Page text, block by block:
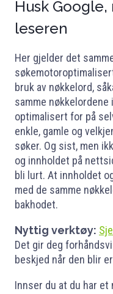
Husk
leseren
Her gjelder det
bruk av nøkkelord,
samme
optimalisert for på
enkle, gamle og
søker. Og sist, men
og innholdet på
bli lurt. At innholdet
med de samme
bakhodet.
Nyttig verktøy:
Det gir deg
beskjed når den blir
Innser du at du har